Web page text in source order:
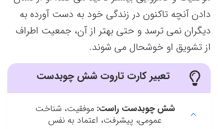
دادن آنچه تاکنون در زندگی خود به دست آورده به
دیگران نمی ترسد و حتی بهتر از آن، جمعیت اطراف
از تشویق او خوشحال می شوند.
تعبیر کارت تاروت شش چوبدست
شش چوبدست راست: موفقیت، شناخت
عمومی، پیشرفت، اعتماد به نفس